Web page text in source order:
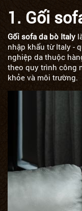
1. Gối
Gối sofa da bò Italy
nhập khẩu từ Italy -
nghiệp da thuộc
theo quy trình công
khỏe và môi trường.